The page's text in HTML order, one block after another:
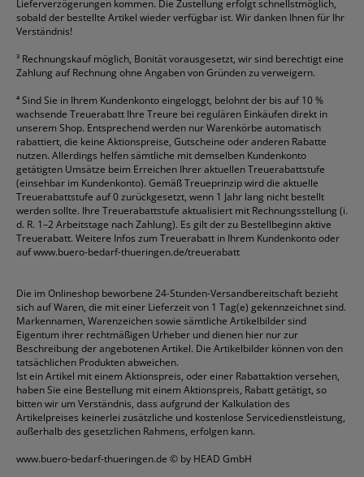
Lieferverzögerungen kommen. Die Zustellung erfolgt schnellstmöglich,
sobald der bestellte Artikel wieder verfügbar ist. Wir danken Ihnen für Ihr
Verständnis!
³ Rechnungskauf möglich, Bonität vorausgesetzt, wir sind berechtigt eine
Zahlung auf Rechnung ohne Angaben von Gründen zu verweigern.
⁴Sind Sie in Ihrem Kundenkonto eingeloggt, belohnt der bis auf 10 %
wachsende Treuerabatt Ihre Treure bei regulären Einkäufen direkt in
unserem Shop. Entsprechend werden nur Warenkörbe automatisch
rabattiert, die keine Aktionspreise, Gutscheine oder anderen Rabatte
nutzen. Allerdings helfen sämtliche mit demselben Kundenkonto
getätigten Umsätze beim Erreichen Ihrer aktuellen Treuerabattstufe
(einsehbar im Kundenkonto). Gemäß Treueprinzip wird die aktuelle
Treuerabattstufe auf 0 zurückgesetzt, wenn 1 Jahr lang nicht bestellt
werden sollte. Ihre Treuerabattstufe aktualisiert mit Rechnungsstellung (i.
d. R. 1–2 Arbeitstage nach Zahlung). Es gilt der zu Bestellbeginn aktive
Treuerabatt. Weitere Infos zum Treuerabatt in Ihrem Kundenkonto oder
aufwww.buero-bedarf-thueringen.de/treuerabatt
Die im Onlineshop beworbene 24-Stunden-Versandbereitschaft bezieht
sich auf Waren, die mit einer Lieferzeit von 1 Tag(e) gekennzeichnet sind.
Markennamen, Warenzeichen sowie sämtliche Artikelbilder sind
Eigentum ihrer rechtmäßigen Urheber und dienen hier nur zur
Beschreibung der angebotenen Artikel. Die Artikelbilder können von den
tatsächlichen Produkten abweichen.
Ist ein Artikel mit einem Aktionspreis, oder einer Rabattaktion versehen,
haben Sie eine Bestellung mit einem Aktionspreis, Rabatt getätigt, so
bitten wir um Verständnis, dass aufgrund der Kalkulation des
Artikelpreises keinerlei zusätzliche und kostenlose Servicedienstleistung,
außerhalb des gesetzlichen Rahmens, erfolgen kann.
www.buero-bedarf-thueringen.de © by HEAD GmbH